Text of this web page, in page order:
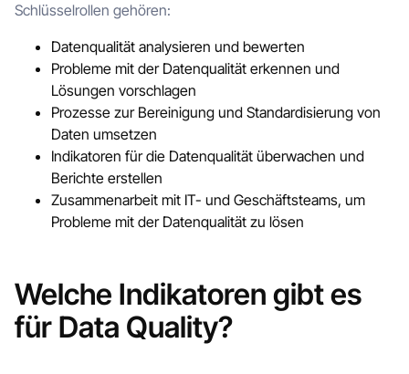
Schlüsselrollen gehören:
Datenqualität analysieren und bewerten
Probleme mit der Datenqualität erkennen und
Lösungen vorschlagen
Prozesse zur Bereinigung und Standardisierung von
Daten umsetzen
Indikatoren für die Datenqualität überwachen und
Berichte erstellen
Zusammenarbeit mit IT- und Geschäftsteams, um
Probleme mit der Datenqualität zu lösen
Welche Indikatoren gibt es
für Data Quality?